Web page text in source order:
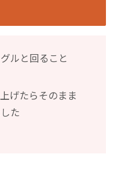
ルと回ること
げたらそのまま
た